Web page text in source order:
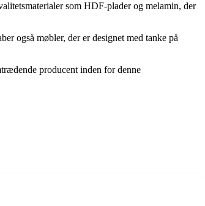
som HDF-plader og melamin, der
også møbler, der er designet med tanke på
producent inden for denne